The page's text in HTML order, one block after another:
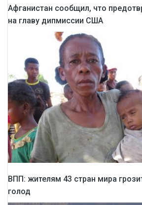
Афганистан сообщил, что
на главу дипмиссии США
ВПП: жителям 43 стран мира
голод